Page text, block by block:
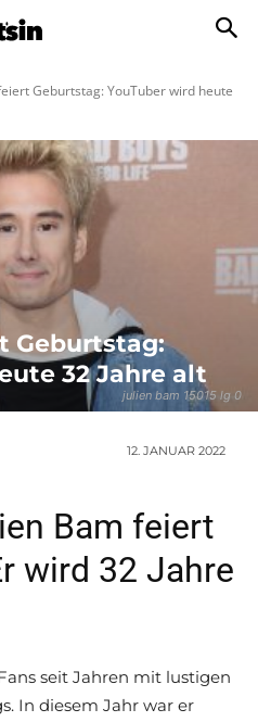
Geburtstag: YouTuber wird heute
julien bam 15015 lg 0
Geburtstag:
32 Jahre alt
12. JANUAR 2022
Bam feiert
wird 32 Jahre
seit Jahren mit lustigen
In diesem Jahr war er